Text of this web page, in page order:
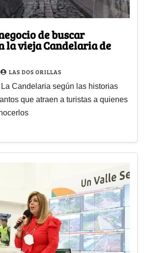
de buscar
la vieja Candelaria de
LAS DOS ORILLAS
Candelaria según las historias
que atraen a turistas a quienes